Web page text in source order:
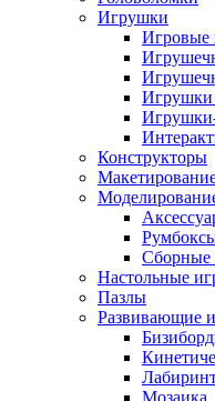
Игрушки
Игровые
Игрушки
Конструкторы
Сборные
Настольные
Пазлы
Развивающие
Мозаика